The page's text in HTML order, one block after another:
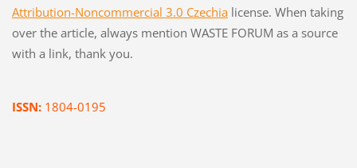
Attribution-Noncommercial 3.0 Czechialicense. When taking
over the article, always mention WASTE FORUM as a source
with a link, thank you.
ISSN:1804-0195